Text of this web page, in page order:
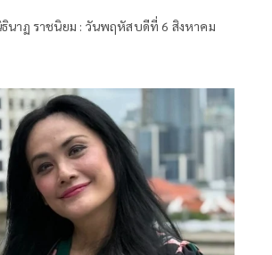
นาฏ ราชนิยม : วันพฤหัสบดีที่ 6 สิงหาคม